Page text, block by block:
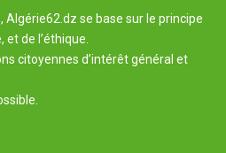
se base sur le principe
et de l’éthique.
citoyennes d’intérêt général et